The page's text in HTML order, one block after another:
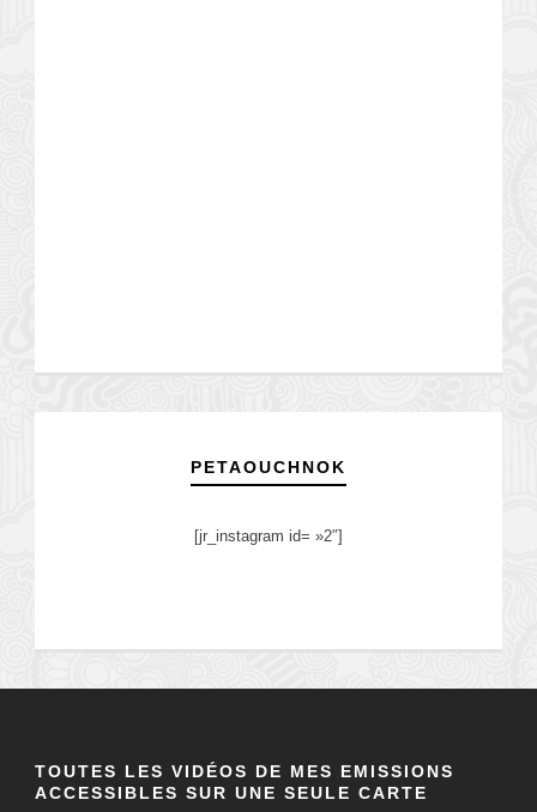
PETAOUCHNOK
[jr_instagram id= »2″]
TOUTES LES VIDÉOS DE MES EMISSIONS
ACCESSIBLES SUR UNE SEULE CARTE